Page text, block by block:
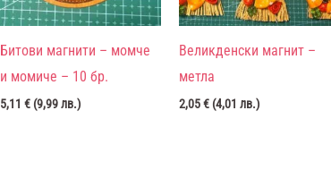
Битови магнити – момче
и момиче – 10 бр.
5,11 € (9,99лв.)
Великденски магнит –
метла
2,05€ (4,01 лв.)